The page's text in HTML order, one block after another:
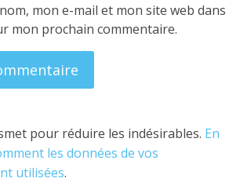
mon e-mail et mon site web dans
mon prochain commentaire.
pour réduire les indésirables. En
les données de vos
utilisées.